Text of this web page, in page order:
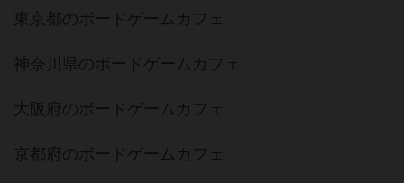
東京都のボードゲームカフェ
神奈川県のボードゲームカフェ
大阪府のボードゲームカフェ
京都府のボードゲームカフェ